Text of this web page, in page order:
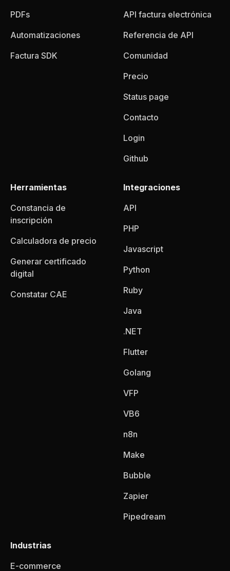
PDFs
Automatizaciones
Factura SDK
API factura electrónica
Referencia de API
Comunidad
Precio
Status page
Contacto
Login
Github
Herramientas
Constancia de
inscripción
Calculadora de precio
Generar certificado
digital
Constatar CAE
Integraciones
API
PHP
Javascript
Python
Ruby
Java
.NET
Flutter
Golang
VFP
VB6
n8n
Make
Bubble
Zapier
Pipedream
Industrias
E-commerce